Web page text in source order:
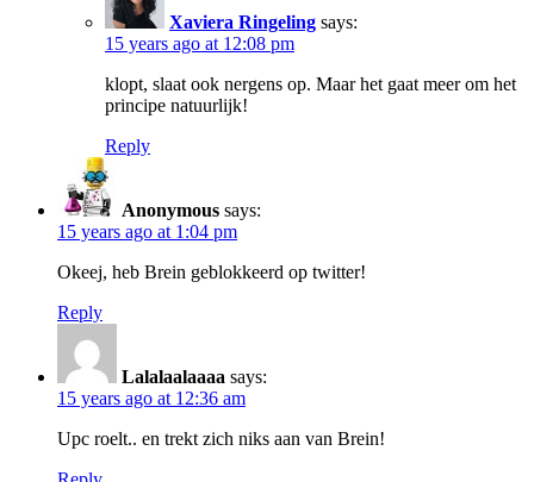
Xaviera Ringeling says:
15 years ago at 12:08 pm
klopt, slaat ook nergens op. Maar het gaat meer om het
principe natuurlijk!
Reply
Anonymous says:
15 years ago at 1:04 pm
Okeej, heb Brein geblokkeerd op twitter!
Reply
Lalalaalaaaa says:
15 years ago at 12:36 am
Upc roelt.. en trekt zich niks aan van Brein!